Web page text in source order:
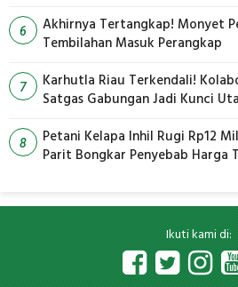
6
Akhirnya Tertangkap! Monyet
Tembilahan Masuk Perangkap
7
Karhutla Riau Terkendali!
Satgas Gabungan Jadi Kunci
8
Petani Kelapa Inhil Rugi Rp12
Parit Bongkar Penyebab Harga
Ikuti kami di: